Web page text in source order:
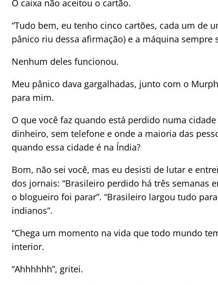
O caixa não aceitou o cartão.
“Tudo bem, eu tenho cinco cartões, cada um de
pânico riu dessa afirmação) e a máquina
Nenhum deles funcionou.
Meu pânico dava gargalhadas, junto com o
para mim.
O que você faz quando está perdido numa
dinheiro, sem telefone e onde a maioria das
quando essa cidade é na Índia?
Bom, não sei você, mas eu desisti de lutar e
dos jornais: “Brasileiro perdido há três semanas
o blogueiro foi parar”. “Brasileiro largou tudo
indianos”.
“Chega um momento na vida que todo mundo
interior.
“Ahhhhhh”, gritei.